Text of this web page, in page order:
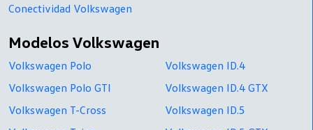
Conectividad Volkswagen
Modelos Volkswagen
Volkswagen Polo
Volkswagen Polo GTI
Volkswagen T-Cross
Volkswagen ID.4
Volkswagen ID.4 GTX
Volkswagen ID.5